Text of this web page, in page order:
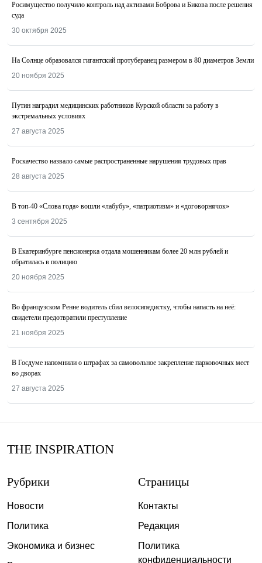
Росимущество получило контроль над активами Боброва и Бикова после решения
суда
30 октября 2025
На Солнце образовался гигантский протуберанец размером в 80 диаметров Земли
20 ноября 2025
Путин наградил медицинских работников Курской области за работу в
экстремальных условиях
27 августа 2025
Роскачество назвалo самые распространенные нарушения трудовых прав
28 августа 2025
В топ-40 «Слова года» вошли «лабубу», «патриотизм» и «договорнячок»
3 сентября 2025
В Екатеринбурге пенсионерка отдала мошенникам более 20 млн рублей и
обратилась в полицию
20 ноября 2025
Во французском Ренне водитель сбил велосипедистку, чтобы напасть на неё:
свидетели предотвратили преступление
21 ноября 2025
В Госдуме напомнили о штрафах за самовольное закрепление парковочных мест
во дворах
27 августа 2025
THE INSPIRATION
Рубрики
Новости
Политика
Экономика и бизнес
Страницы
Контакты
Редакция
Политика
конфиденциальности